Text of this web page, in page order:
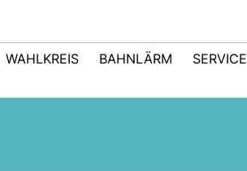
WAHLKREIS BAHNLÄRM SERVICE